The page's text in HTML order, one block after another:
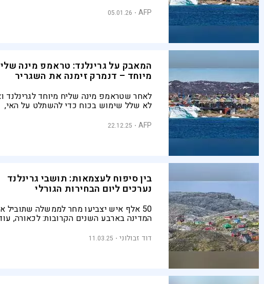
מפני פגיעה בברית נאט"ו
AFP
05.01.26
המאבק על גרינלנד: טראמפ מינה
מיוחד – דנמרק זימנה את השגריר
לאחר שטראמפ מינה שליח מיוחד לגרינלנד
לא שלל שימוש בכוח כדי להשתלט על האי,
קופנהגן מזהירה מפגיעה בריבונותה, בעוד
AFP
22.12.25
בין סיפוח לעצמאות: תושבי גרינלנד
נערכים ליום הבחירות הגורלי
50 אלף איש יצביעו מחר לממשלה שתוביל
המדינה בארבע השנים הקרובות: לכאורה,
של הנשיא טראמפ באשר לרצונו לספח את
דוד זבולוני 11.03.25